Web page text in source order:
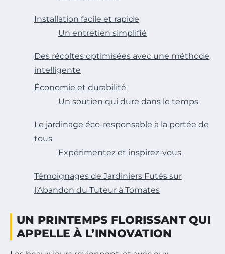
Installation facile et rapide
Un entretien simplifié
Des récoltes optimisées avec une méthode
intelligente
Économie et durabilité
Un soutien qui dure dans le temps
Le jardinage éco-responsable à la portée de
tous
Expérimentez et inspirez-vous
Témoignages de Jardiniers Futés sur
l’Abandon du Tuteur à Tomates
UN PRINTEMPS FLORISSANT QUI
APPELLE À L’INNOVATION